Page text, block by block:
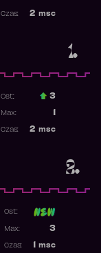
1.
2 msc
Czas:
2.
Ost.: 3
Max:
2 msc
Czas:
Ost:
3
Max:
msc
Czas: